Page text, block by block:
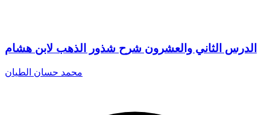
الدرس الثاني والعشرون شرح شذور الذهب لابن هشام
محمد حسان الطيان